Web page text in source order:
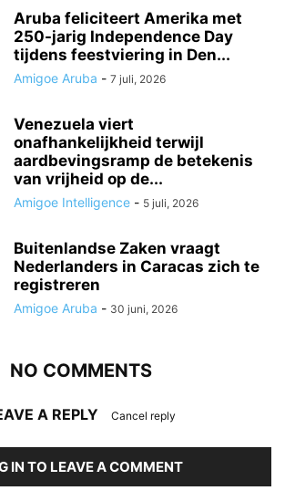
Aruba feliciteert Amerika met
250-jarig Independence Day
tijdens feestviering in Den...
Amigoe Aruba - 7 juli, 2026
Venezuela viert
onafhankelijkheid terwijl
aardbevingsramp de betekenis
van vrijheid op de...
Amigoe Intelligence - 5 juli, 2026
Buitenlandse Zaken vraagt
Nederlanders in Caracas zich te
registreren
Amigoe Aruba - 30 juni, 2026
NO COMMENTS
A REPLY Cancel reply
IN TO LEAVE A COMMENT